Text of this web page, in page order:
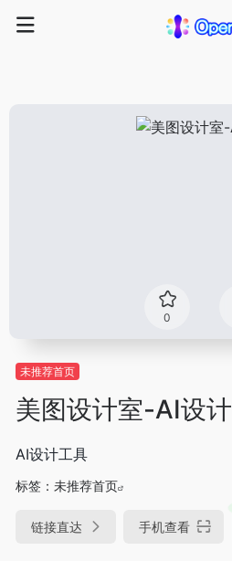
0
未推荐首页
美图设计室-AI设计
AI设计工具
标签： 未推荐首页
链接直达 手机查看